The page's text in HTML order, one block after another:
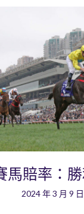
馬賠率：
2024 年 3 月 9 日